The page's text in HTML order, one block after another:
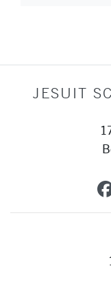
JESUIT